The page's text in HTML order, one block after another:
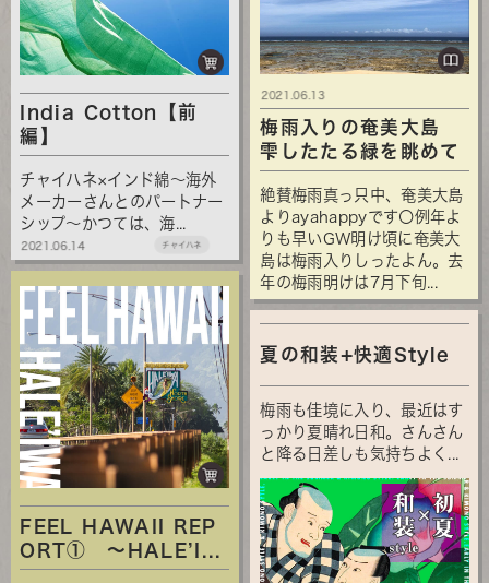
India Cotton【前
編】
チャイハネ×インド綿～海外
メーカーさんとのパートナー
シップ～かつては、海...
2021.06.14 チャイハネ
梅雨入りの奄美大島
雫したたる緑を眺めて
絶賛梅雨真っ只中、奄美大島
よりayahappyです〇例年よ
りも早いGW明け頃に奄美大
島は梅雨入りしったよん。去
年の梅雨明けは7月下旬...
2021.06.13
FEEL HAWAII REP
ORT① ～HALE’I...
夏の和装+快適Style
梅雨も佳境に入り、最近はす
っかり夏晴れ日和。さんさん
と降る日差しも気持ちよく...